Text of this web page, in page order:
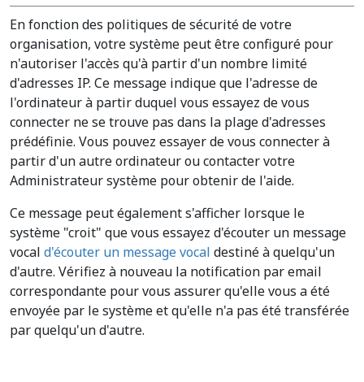
En fonction des politiques de sécurité de votre
organisation, votre système peut être configuré pour
n'autoriser l'accès qu'à partir d'un nombre limité
d'adresses IP. Ce message indique que l'adresse de
l'ordinateur à partir duquel vous essayez de vous
connecter ne se trouve pas dans la plage d'adresses
prédéfinie. Vous pouvez essayer de vous connecter à
partir d'un autre ordinateur ou contacter votre
Administrateur système pour obtenir de l'aide.
Ce message peut également s'afficher lorsque le
système "croit" que vous essayez d'écouter un message
vocal d'écouter un message vocal destiné à quelqu'un
d'autre. Vérifiez à nouveau la notification par email
correspondante pour vous assurer qu'elle vous a été
envoyée par le système et qu'elle n'a pas été transférée
par quelqu'un d'autre.